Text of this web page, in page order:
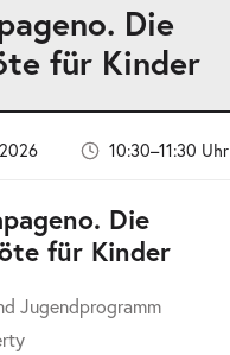
Die
für Kinder
10:30–11:30 Uhr
Die
für Kinder
Jugendprogramm